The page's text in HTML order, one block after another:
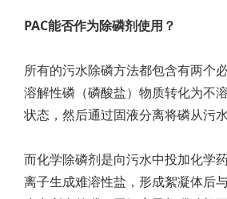
PAC能否作为除磷剂使用？
所有的污水除磷方法都包含有两个
溶解性磷（磷酸盐）物质转化为不
状态，然后通过固液分离将磷从污水
而化学除磷剂是向污水中投加化学
离子生成难溶性盐，形成絮凝体后